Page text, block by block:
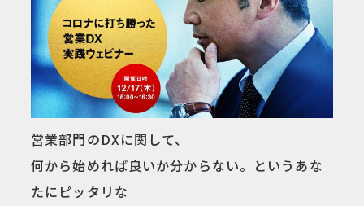
営業部門のDXに関して、
何から始めれば良いか分からない。というあな
たにピッタリな